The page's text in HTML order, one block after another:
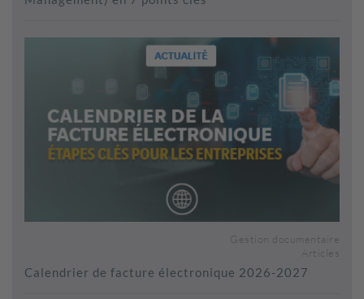
Gestion documentaire
Articles
Calendrier de facture électronique 2026-2027